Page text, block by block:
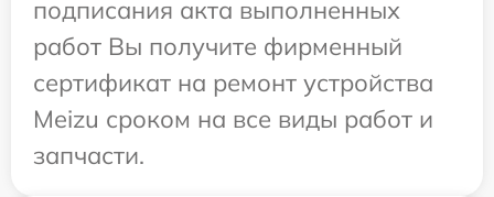
подписания акта выполненных
работ Вы получите фирменный
сертификат на ремонт устройства
Meizu сроком на все виды работ и
запчасти.